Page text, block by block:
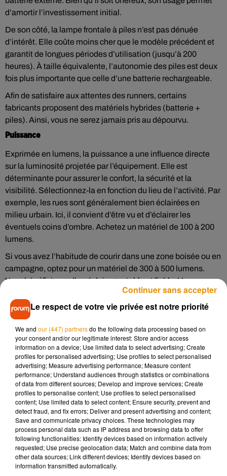
d’amortir l’investissement initial.
De son côté, la lampe frontale à piles n’est pas dénuée
d’intérêt. Elle coûte moins cher que le modèle précédent et
garantit de longues périodes d’utilisation (jusqu’à 200
heures). À taille équivalente, l’autonomie des piles est deux
fois plus importante que celle d’une batterie rechargeable.
Afin de satisfaire aux attentes des runners, certains
fabricants proposent des matériels hybrides (batterie +
piles). Ainsi, vous ne serez jamais pris au dépourvu.
Puissance
Exprimée en lumens, la puissance a une influence directe
sur la luminosité projetée par l’équipement. Elle est
déterminante pour assurer le confort, la sécurité et la
visibilité. Sélectionnez-la en fonction du lieu de l’activité. Par
exemple, les rues sont généralement bien éclairées en
milieu urbain. Ici, il convient d’être vu et d’éclairer les
éventuels coins d’ombre. Achetez un matériel de 100 à 200
lumens.
Si vous avez l’habitude de courir dans une zone boisée ou en
campagne, optez pour un matériel de 300 à 500 lumens.
Vous bénéficierez d’un éclairage stable et fiable. Vous vous
déplacerez en confiance et anticiperez les obstacles
(racines, pierres, etc.). Pour une sortie sur un sentier
accidenté et technique, tournez-vous vers une lampe
frontale avec une puissance supérieure à 500 lumens.
Forme du faisceau
Réglez bien la distance d’éclairage de votre lampe frontale
pour garder une foulée confiante et stable (même à grande
vitesse). Durant la course de nuit, la capacité à éviter les
dangers et la réactivité sont conditionnées par la visibilité.
Le faisceau large est parfait pour un éclairage homogène
autour de vous. Comme son nom l’indique, il éclaire une
zone large et proche. Choisissez-le si vous courez sur des
chemins irréguliers. À l’inverse, le faisceau focalisé est
suffisant sur route. Il est idéal pour anticiper les obstacles à
Le respect de votre vie privée est notre priorité
We and our (447) partnersdo the following data processing based on
your consent and/or our legitimate interest: Store and/or access
information on a device; Use limited data to select advertising; Create
profiles for personalised advertising; Use profiles to select personalised
advertising; Measure advertising performance; Measure content
performance; Understand audiences through statistics or combinations
of data from different sources; Develop and improve services; Create
profiles to personalise content; Use profiles to select personalised
content; Use limited data to select content; Ensure security, prevent and
detect fraud, and fix errors; Deliver and present advertising and content;
Save and communicate privacy choices. These technologies may
process personal data such as IP address and browsing data to offer
following functionalities: Identify devices based on information actively
requested; Use precise geolocation data; Match and combine data from
other data sources; Link different devices; Identify devices based on
information transmitted automatically.
Continuer sans accepter